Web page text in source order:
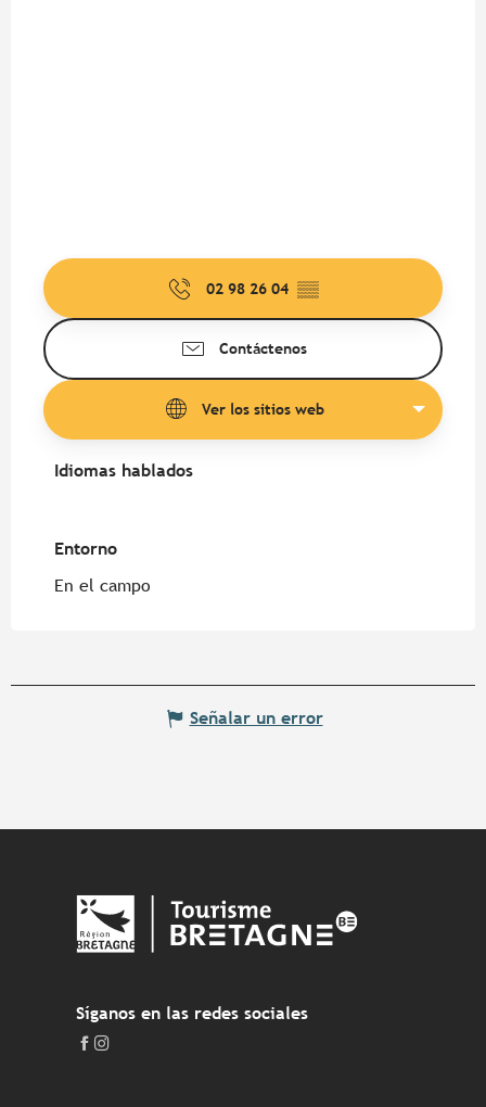
02 98 26 04 ▒▒
Contáctenos
Ver los sitios web
Idiomas hablados
Idiomas hablados
Entorno
Entorno
En el campo
Señalar un error
Síganos en las redes sociales